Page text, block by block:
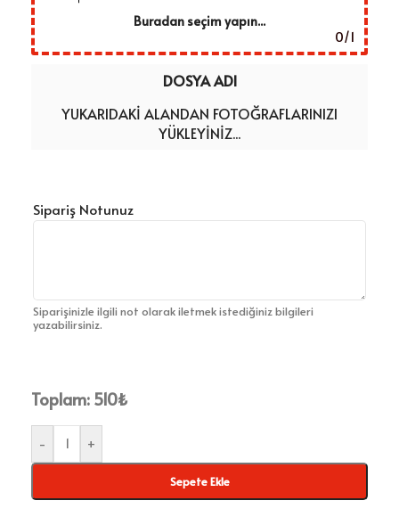
Buradan seçim yapın...
0/1
DOSYA ADI
YUKARIDAKI ALANDAN FOTOĞRAFLARINIZI
YÜKLEYINIZ...
Sipariş Notunuz
Siparişinizle ilgili not olarak iletmek istediğiniz bilgileri
yazabilirsiniz.
Toplam: 510₺
- +
Sepete Ekle